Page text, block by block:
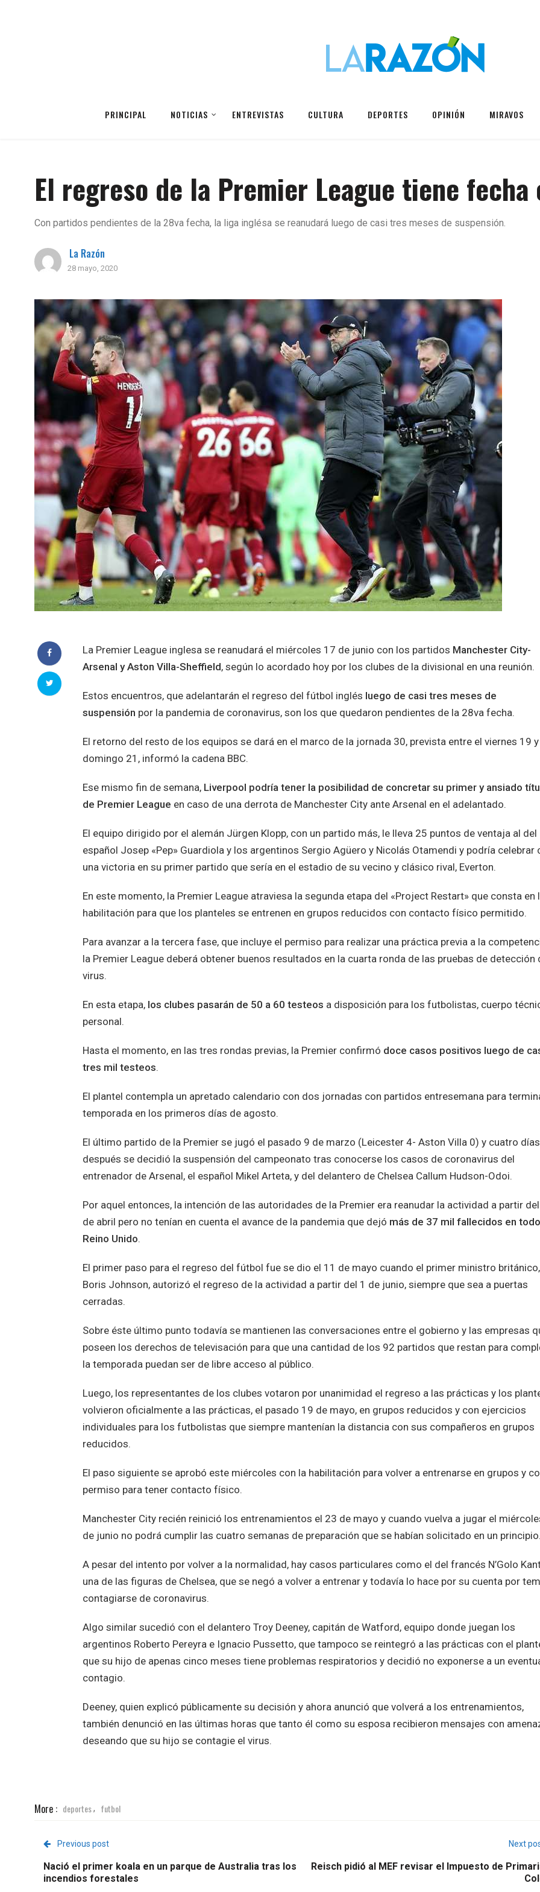
PRINCIPAL NOTICIAS ENTREVISTAS CULTURA DEPORTES OPINIÓN MIRAVOS
El regreso de la Premier League tiene fecha
Con partidos pendientes de la 28va fecha, la liga inglésa se reanudará luego de casi tres meses de suspensión.
La Razón
28 mayo, 2020
La Premier League inglesa se reanudará el miércoles 17 de junio con los partidos Manchester City-
Arsenal y Aston Villa-Sheffield, según lo acordado hoy por los clubes de la divisional en una reunión.
Estos encuentros, que adelantarán el regreso del fútbol inglés luego de casi tres meses de
suspensión por la pandemia de coronavirus, son los que quedaron pendientes de la 28va fecha.
El retorno del resto de los equipos se dará en el marco de la jornada 30, prevista entre el viernes 19 y
domingo 21, informó la cadena BBC.
Ese mismo fin de semana, Liverpool podría tener la posibilidad de concretar su primer y ansiado
de Premier League en caso de una derrota de Manchester City ante Arsenal en el adelantado.
El equipo dirigido por el alemán Jürgen Klopp, con un partido más, le lleva 25 puntos de ventaja al del
español Josep «Pep» Guardiola y los argentinos Sergio Agüero y Nicolás Otamendi y podría celebrar
una victoria en su primer partido que sería en el estadio de su vecino y clásico rival, Everton.
En este momento, la Premier League atraviesa la segunda etapa del «Project Restart» que consta en
habilitación para que los planteles se entrenen en grupos reducidos con contacto físico permitido.
Para avanzar a la tercera fase, que incluye el permiso para realizar una práctica previa a la
la Premier League deberá obtener buenos resultados en la cuarta ronda de las pruebas de detección
virus.
En esta etapa, los clubes pasarán de 50 a 60 testeos a disposición para los futbolistas, cuerpo
personal.
Hasta el momento, en las tres rondas previas, la Premier confirmó doce casos positivos luego de
tres mil testeos.
El plantel contempla un apretado calendario con dos jornadas con partidos entresemana para
temporada en los primeros días de agosto.
El último partido de la Premier se jugó el pasado 9 de marzo (Leicester 4- Aston Villa 0) y cuatro días
después se decidió la suspensión del campeonato tras conocerse los casos de coronavirus del
entrenador de Arsenal, el español Mikel Arteta, y del delantero de Chelsea Callum Hudson-Odoi.
Por aquel entonces, la intención de las autoridades de la Premier era reanudar la actividad a partir
de abril pero no tenían en cuenta el avance de la pandemia que dejó más de 37 mil fallecidos en
Reino Unido.
El primer paso para el regreso del fútbol fue se dio el 11 de mayo cuando el primer ministro británico,
Boris Johnson, autorizó el regreso de la actividad a partir del 1 de junio, siempre que sea a puertas
cerradas.
Sobre éste último punto todavía se mantienen las conversaciones entre el gobierno y las empresas
poseen los derechos de televisación para que una cantidad de los 92 partidos que restan para
la temporada puedan ser de libre acceso al público.
Luego, los representantes de los clubes votaron por unanimidad el regreso a las prácticas y los
volvieron oficialmente a las prácticas, el pasado 19 de mayo, en grupos reducidos y con ejercicios
individuales para los futbolistas que siempre mantenían la distancia con sus compañeros en grupos
reducidos.
El paso siguiente se aprobó este miércoles con la habilitación para volver a entrenarse en grupos y
permiso para tener contacto físico.
Manchester City recién reinició los entrenamientos el 23 de mayo y cuando vuelva a jugar el
de junio no podrá cumplir las cuatro semanas de preparación que se habían solicitado en un principio.
A pesar del intento por volver a la normalidad, hay casos particulares como el del francés N’Golo
una de las figuras de Chelsea, que se negó a volver a entrenar y todavía lo hace por su cuenta por
contagiarse de coronavirus.
Algo similar sucedió con el delantero Troy Deeney, capitán de Watford, equipo donde juegan los
argentinos Roberto Pereyra e Ignacio Pussetto, que tampoco se reintegró a las prácticas con el
que su hijo de apenas cinco meses tiene problemas respiratorios y decidió no exponerse a un
contagio.
Deeney, quien explicó públicamente su decisión y ahora anunció que volverá a los entrenamientos,
también denunció en las últimas horas que tanto él como su esposa recibieron mensajes con
deseando que su hijo se contagie el virus.
More : deportes, futbol
Previous post
Nació el primer koala en un parque de Australia tras los
incendios forestales
Next
Reisch pidió al MEF revisar el Impuesto de